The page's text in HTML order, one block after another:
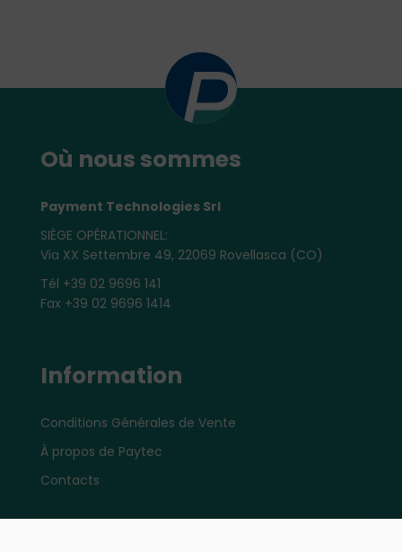
Où nous sommes
Payment Technologies Srl
SIÈGE OPÉRATIONNEL:
Via XX Settembre 49, 22069 Rovellasca (CO)
Tél +39 02 9696 141
Fax +39 02 9696 1414
Information
Conditions Générales de Vente
À propos de Paytec
Contacts